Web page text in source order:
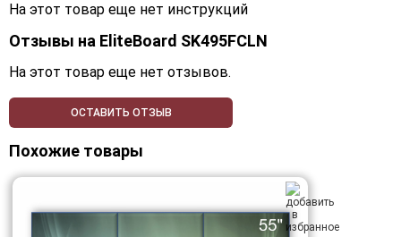
На этот товар еще нет инструкций
Отзывы на EliteBoard SK495FCLN
На этот товар еще нет отзывов.
ОСТАВИТЬ ОТЗЫВ
Похожие товары